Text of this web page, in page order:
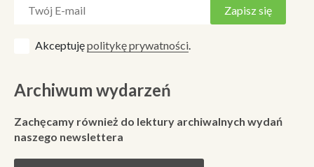
Akceptujępolitykę prywatności.
Archiwum wydarzeń
Zachęcamy również do lektury archiwalnych wydań
naszego newslettera